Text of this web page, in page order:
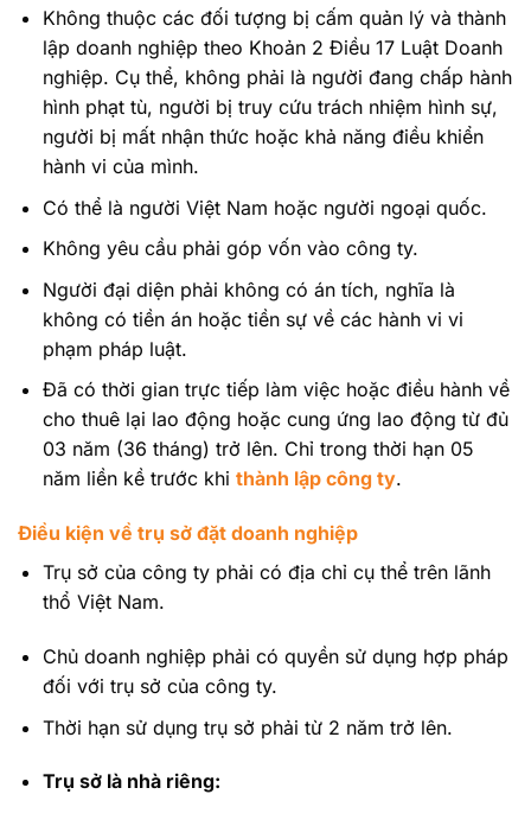
Không thuộc các đối tượng bị cấm quản lý và thành
lập doanh nghiệp theo Khoản 2 Điều 17 Luật Doanh
nghiệp. Cụ thể, không phải là người đang chấp hành
hình phạt tù, người bị truy cứu trách nhiệm hình sự,
người bị mất nhận thức hoặc khả năng điều khiển
hành vi của mình.
Có thể là người Việt Nam hoặc người ngoại quốc.
Không yêu cầu phải góp vốn vào công ty.
Người đại diện phải không có án tích, nghĩa là
không có tiền án hoặc tiền sự về các hành vi vi
phạm pháp luật.
Đã có thời gian trực tiếp làm việc hoặc điều hành về
cho thuê lại lao động hoặc cung ứng lao động từ đủ
03 năm (36 tháng) trở lên. Chỉ trong thời hạn 05
năm liền kề trước khi thành lập công ty.
Điều kiện về trụ sở đặt doanh nghiệp
Trụ sở của công ty phải có địa chỉ cụ thể trên lãnh
thổ Việt Nam.
Chủ doanh nghiệp phải có quyền sử dụng hợp pháp
đối với trụ sở của công ty.
Thời hạn sử dụng trụ sở phải từ 2 năm trở lên.
Trụ sở là nhà riêng: